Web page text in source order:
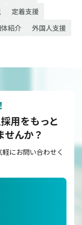
定着支援
紹介 外国人支援
用をもっと
んか？
にお問い合わせく